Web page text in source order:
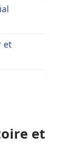
et
et